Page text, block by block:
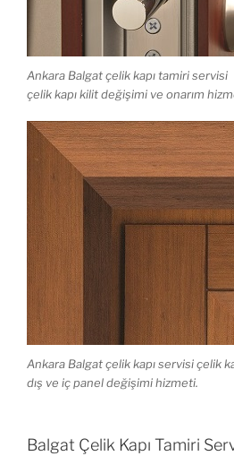
Ankara Balgat çelik kapı tamiri servisi
çelik kapı kilit değişimi ve onarım
Ankara Balgat çelik kapı servisi çelik
dış ve iç panel değişimi hizmeti.
Balgat Çelik Kapı Tamiri